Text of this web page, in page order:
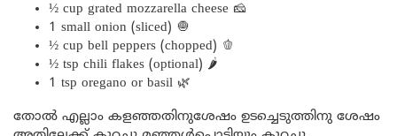
½ cup grated mozzarella cheese 🧀
1 small onion (sliced) 🧅
½ cup bell peppers (chopped) 🫑
½ tsp chili flakes (optional) 🌶️
1 tsp oregano or basil 🌿
തോൽ എല്ലാം കളഞ്ഞതിനുശേഷം ഉടച്ചെടുത്തിനു ശേഷം